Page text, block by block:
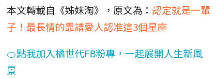
本文轉載自《姊妹淘》，原文為： 認定就是一輩
子！最長情的靠譜愛人認准這3個星座
🍊點我加入橘世代FB粉專，一起展開人生新風
景